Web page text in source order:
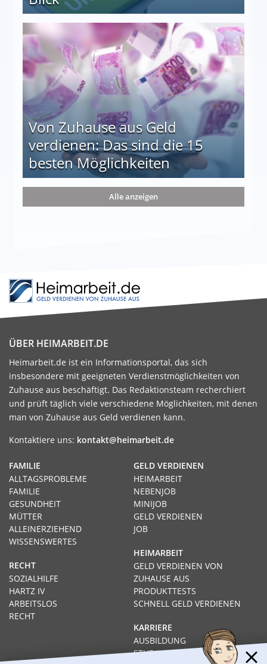
auf einen Blick
Von Zuhause aus Geld
verdienen: Das sind die 15
besten Möglichkeiten
die 15 besten Möglichkeiten
Alle anzeigen
ÜBER HEIMARBEIT.DE
Heimarbeit.de ist ein Informationsportal, das sich
insbesondere mit geeigneten Verdienstmöglichkeiten von
Zuhause aus beschäftigt. Das Redaktionsteam recherchiert
und prüft täglich viele verschiedene Möglichkeiten, mit denen
man von Zuhause aus Geld verdienen kann.
Kontaktiere uns: kontakt@heimarbeit.de
GELD VERDIENEN
HEIMARBEIT
NEBENJOB
MINIJOB
GELD VERDIENEN
JOB
HEIMARBEIT
GELD VERDIENEN VON
ZUHAUSE AUS
PRODUKTTESTS
SCHNELL GELD VERDIENEN
KARRIERE
AUSBILDUNG
STUDIUM
FAMILIE
ALLTAGSPROBLEME
FAMILIE
GESUNDHEIT
MÜTTER
ALLEINERZIEHEND
WISSENSWERTES
RECHT
SOZIALHILFE
HARTZ IV
ARBEITSLOS
RECHT